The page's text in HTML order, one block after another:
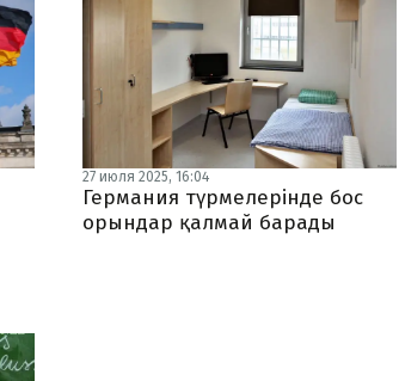
27 июля 2025, 16:04
Германия түрмелерінде бос
орындар қалмай барады